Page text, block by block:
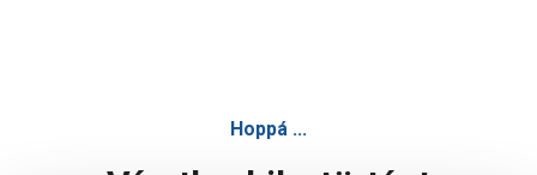
Hoppá ...